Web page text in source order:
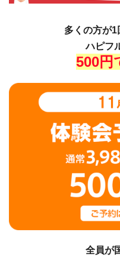
多くの方が1
ハピフ
500円
全員が